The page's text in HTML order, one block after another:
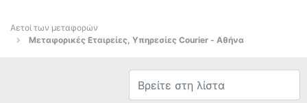
Αετοί των μεταφορών
Μεταφορικές Εταιρείες, Υπηρεσίες Courier - Αθήνα